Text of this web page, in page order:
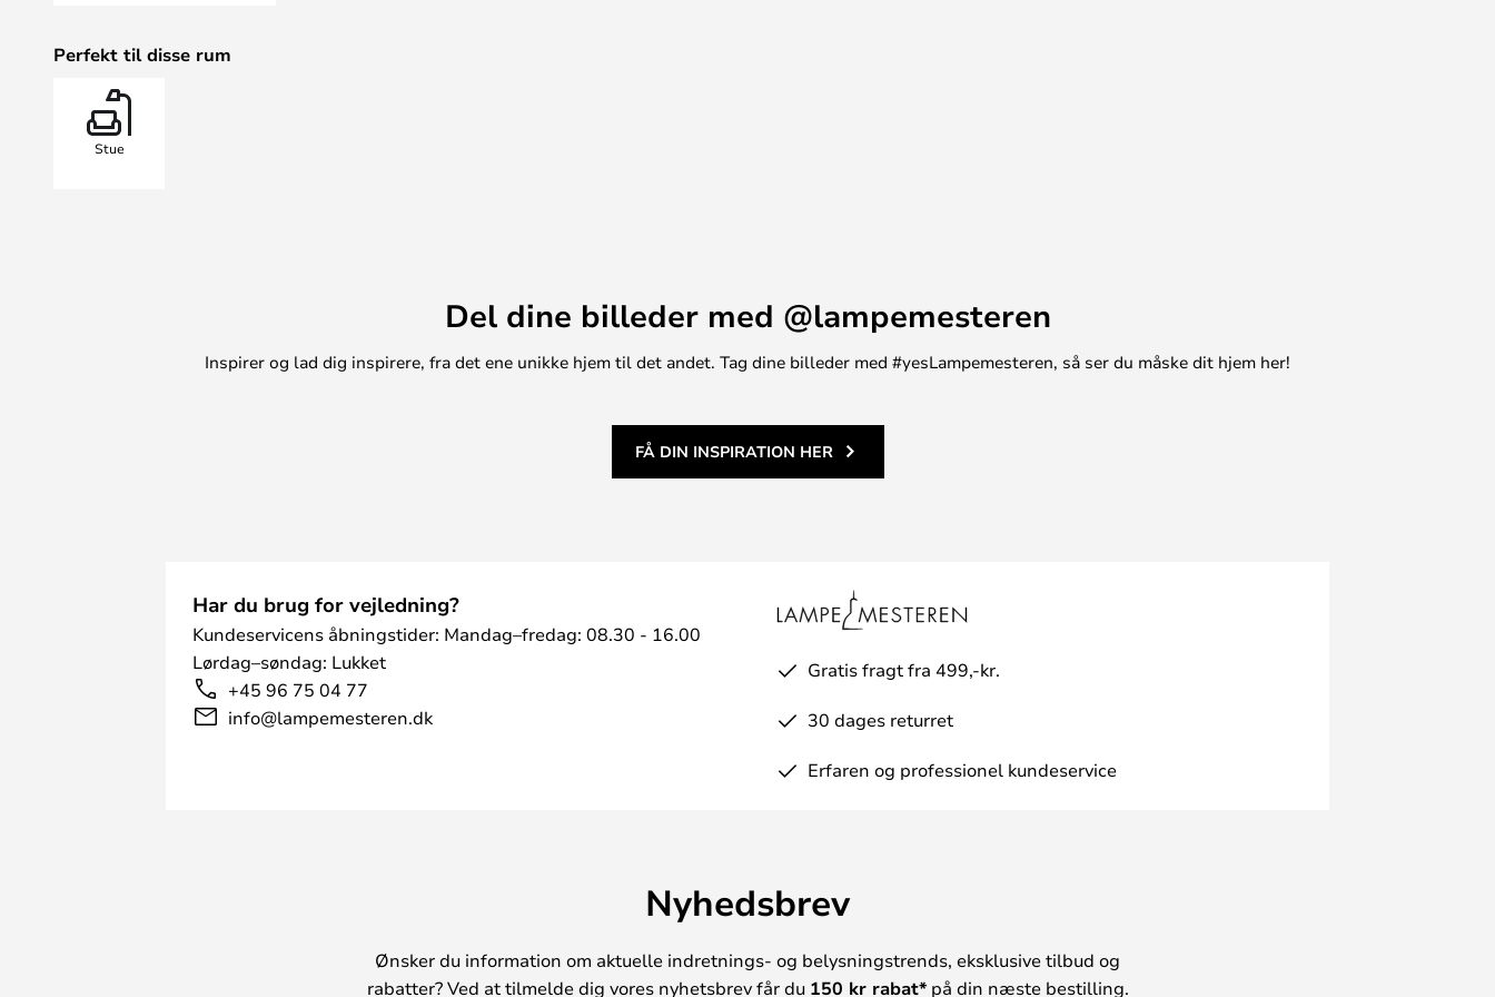
Perfekt til disse rum
Stue
Del dine billeder med @lampemesteren
Inspirer og lad dig inspirere, fra det ene unikke hjem til det andet. Tag dine billeder med #yesLampemesteren, så ser du måske dit hjem her!
FÅ DIN INSPIRATION HER
Har du brug for vejledning?
Kundeservicens åbningstider: Mandag–fredag: 08.30 - 16.00
Lørdag–søndag: Lukket
+45 96 75 04 77
info@lampemesteren.dk
Gratis fragt fra 499,-kr.
30 dages returret
Erfaren og professionel kundeservice
Nyhedsbrev
Ønsker du information om aktuelle indretnings- og belysningstrends, eksklusive tilbud og
rabatter? Ved at tilmelde dig vores nyhetsbrev får du 150 kr rabat*på din næste bestilling.